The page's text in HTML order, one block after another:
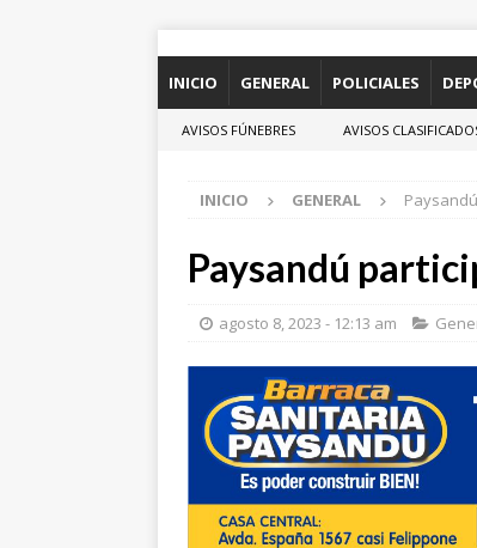
INICIO GENERAL POLICIALES
AVISOS FÚNEBRES AVISOS
INICIO GENERAL
Paysandú
agosto 8, 2023 - 12:13 am